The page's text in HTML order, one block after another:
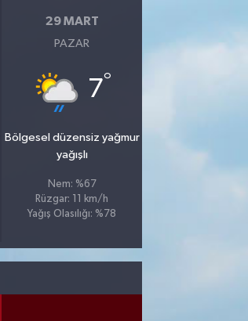
29 MART
PAZAR
7°
Bölgesel düzensiz yağmur
yağışlı
Nem: %67
Rüzgar: 11 km/h
Yağış Olasılığı: %78